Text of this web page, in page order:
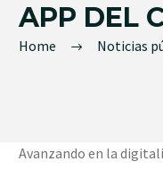
APP DEL
Home Noticias
Avanzando en la